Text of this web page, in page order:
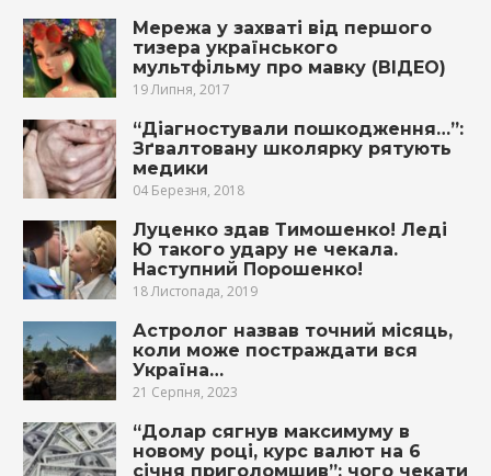
Мережа у захваті від першого
тизера українського
мультфільму про мавку (ВІДЕО)
19 Липня, 2017
“Діагностували пошкодження…”:
Зґвалтовану школярку рятують
медики
04 Березня, 2018
Луценко здав Тимошенко! Леді
Ю такого удару не чекала.
Наступний Порошенко!
18 Листопада, 2019
Астролог назвав точний місяць,
коли може постраждати вся
Україна…
21 Серпня, 2023
“Долар сягнув максимуму в
новому році, курс валют на 6
січня приголомшив”: чого чекати